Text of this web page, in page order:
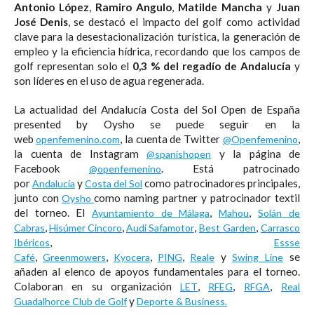
Antonio López, Ramiro Angulo, Matilde Mancha y Juan
José Denis, se destacó el impacto del golf como actividad
clave para la desestacionalización turística, la generación de
empleo y la eficiencia hídrica, recordando que los campos de
golf representan solo el 0,3 % del regadío de Andalucía y
son líderes en el uso de agua regenerada.
La actualidad del Andalucía Costa del Sol Open de España
presented by Oysho se puede seguir en la
web openfemenino.com, la cuenta de Twitter @Openfemenino,
la cuenta de Instagram @spanishopen y la página de
Facebook @openfemenino. Está patrocinado
porAndalucía yCosta del Sol como patrocinadores principales,
junto con Oysho como naming partner y patrocinador textil
del torneo. El Ayuntamiento de Málaga, Mahou, Solán de
Cabras,Hisúmer Cincoro,Audi Safamotor, Best Garden, Carrasco
Ibéricos, Essse
Café, Greenmowers, Kyocera, PING, Reale y Swing Line se
añaden al elenco de apoyos fundamentales para el torneo.
Colaboran en su organización LET, RFEG, RFGA, Real
Guadalhorce Club de GolfyDeporte & Business.